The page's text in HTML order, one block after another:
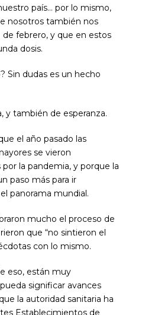
país… por lo mismo,
nosotros también nos
de febrero, y que en estos
dosis.
Sin dudas es un hecho
y también de esperanza.
el año pasado las
se vieron
la pandemia, y porque la
paso más para ir
panorama mundial.
mucho el proceso de
que “no sintieron el
con lo mismo.
eso, están muy
significar avances
la autoridad sanitaria ha
Establecimientos de